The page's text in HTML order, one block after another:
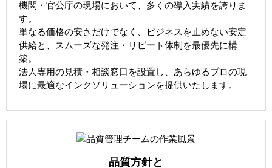
機関・官公庁の現場において、多くの導入実績を誇りま
す。
単なる価格の安さだけでなく、ビジネスを止めない安定
供給と、スムーズな発注・リピート体制を最優先に構
築。
法人専用の見積・相談窓口を設置し、あらゆるプロの現
場に最適なインクソリューションを提供いたします。
品質方針と